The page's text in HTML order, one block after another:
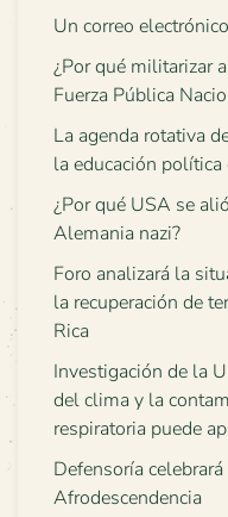
Un correo
¿Por qué militarizar
Fuerza Pública
La agenda rotativa
la educación
¿Por qué USA se
Alemania nazi?
Foro analizará la
la recuperación de
Rica
Investigación de la
del clima y la
respiratoria puede
Defensoría
Afrodescendencia